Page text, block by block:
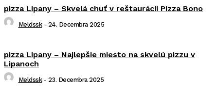
pizza Lipany – Skvelá chuť v reštaurácii Pizza Bono
Meldssk - 24. Decembra 2025
pizza Lipany – Najlepšie miesto na skvelú pizzu v
Lipanoch
Meldssk - 23. Decembra 2025